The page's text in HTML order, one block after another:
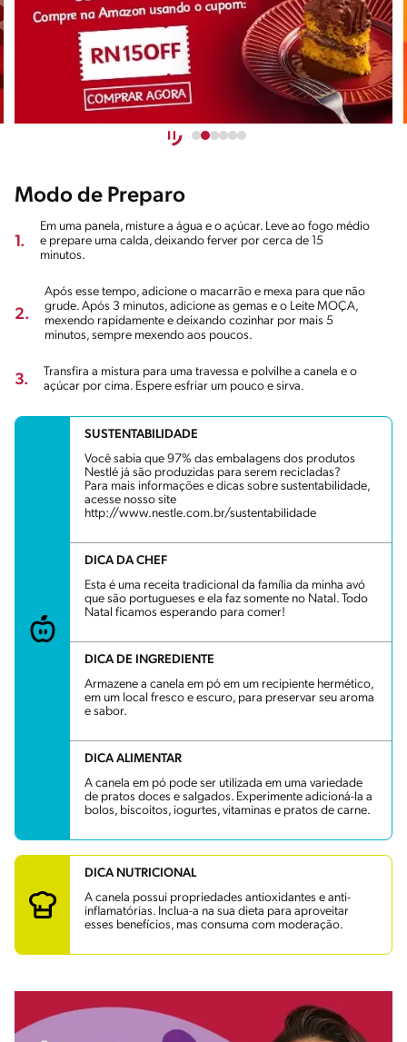
Modo de Preparo
1.
Em uma panela, misture a água e o açúcar. Leve ao fogo médio
e prepare uma calda, deixando ferver por cerca de 15
minutos.
2.
Após esse tempo, adicione o macarrão e mexa para que não
grude. Após 3 minutos, adicione as gemas e o Leite MOÇA,
mexendo rapidamente e deixando cozinhar por mais 5
minutos, sempre mexendo aos poucos.
3.
Transfira a mistura para uma travessa e polvilhe a canela e o
açúcar por cima. Espere esfriar um pouco e sirva.
SUSTENTABILIDADE
Você sabia que 97% das embalagens dos produtos
Nestlé já são produzidas para serem recicladas?
Para mais informações e dicas sobre sustentabilidade,
acesse nosso site
http://www.nestle.com.br/sustentabilidade
DICA DA CHEF
Esta é uma receita tradicional da família da minha avó
que são portugueses e ela faz somente no Natal. Todo
Natal ficamos esperando para comer!
DICA DE INGREDIENTE
Armazene a canela em pó em um recipiente hermético,
em um local fresco e escuro, para preservar seu aroma
e sabor.
DICA ALIMENTAR
A canela em pó pode ser utilizada em uma variedade
de pratos doces e salgados. Experimente adicioná-la a
bolos, biscoitos, iogurtes, vitaminas e pratos de carne.
DICA NUTRICIONAL
A canela possui propriedades antioxidantes e anti-
inflamatórias. Inclua-a na sua dieta para aproveitar
esses benefícios, mas consuma com moderação.